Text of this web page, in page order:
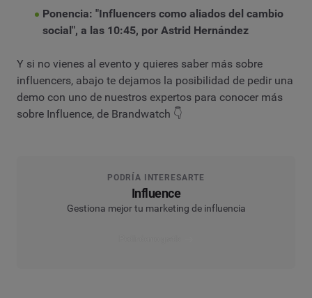
Ponencia: "Influencers como aliados del cambio
social", a las 10:45, por Astrid Hernández
Y si no vienes al evento y quieres saber más sobre
influencers, abajo te dejamos la posibilidad de pedir una
demo con uno de nuestros expertos para conocer más
sobre Influence, de Brandwatch 👇
PODRÍA INTERESARTE
Influence
Gestiona mejor tu marketing de influencia